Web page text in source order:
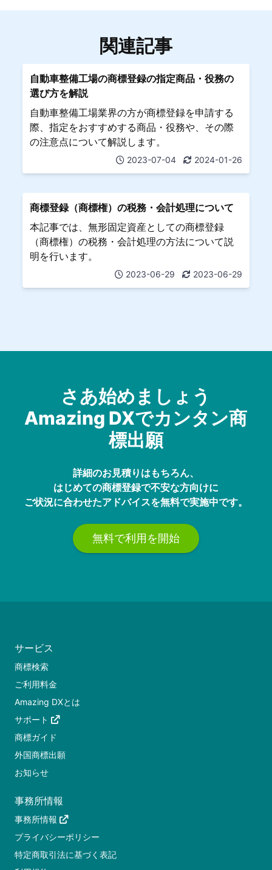
関連記事
自動車整備工場の商標登録の指定商品・役務の
選び方を解説
自動車整備工場業界の方が商標登録を申請する
際、指定をおすすめする商品・役務や、その際
の注意点について解説します。
2023-07-04 2024-01-26
商標登録（商標権）の税務・会計処理について
本記事では、無形固定資産としての商標登録
（商標権）の税務・会計処理の方法について説
明を行います。
2023-06-29 2023-06-29
さあ始めましょう
Amazing DXでカンタン商
標出願
詳細のお見積りはもちろん、
はじめての商標登録で不安な方向けに
ご状況に合わせたアドバイスを無料で実施中です。
無料で利用を開始
サービス
商標検索
ご利用料金
Amazing DXとは
サポート
商標ガイド
外国商標出願
お知らせ
事務所情報
事務所情報
プライバシーポリシー
特定商取引法に基づく表記